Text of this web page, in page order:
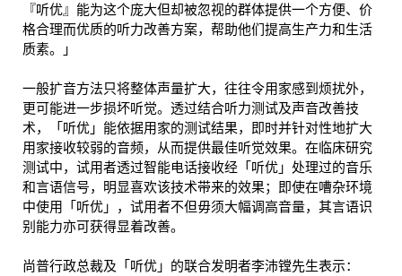
『听优』能为这个庞大但却被忽视的群体提供一个方便、价
格合理而优质的听力改善方案，帮助他们提高生产力和生活
质素。」
一般扩音方法只将整体声量扩大，往往令用家感到烦扰外，
更可能进一步损坏听觉。透过结合听力测试及声音改善技
术，「听优」能依据用家的测试结果，即时并针对性地扩大
用家接收较弱的音频，从而提供最佳听觉效果。在临床研究
测试中，试用者透过智能电话接收经「听优」处理过的音乐
和言语信号，明显喜欢该技术带来的效果；即使在嘈杂环境
中使用「听优」，试用者不但毋须大幅调高音量，其言语识
别能力亦可获得显着改善。
尚普行政总裁及「听优」的联合发明者李沛镗先生表示：